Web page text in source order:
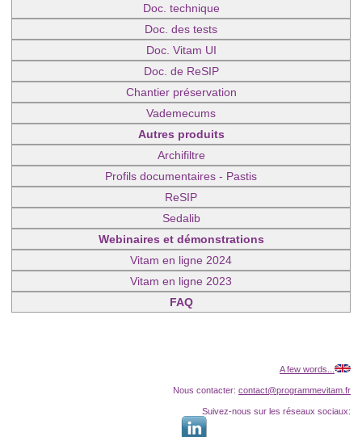
Doc. technique
Doc. des tests
Doc. Vitam UI
Doc. de ReSIP
Chantier préservation
Vademecums
Autres produits
Archifiltre
Profils documentaires - Pastis
ReSIP
Sedalib
Webinaires et démonstrations
Vitam en ligne 2024
Vitam en ligne 2023
FAQ
A few words...
Nous contacter: contact@programmevitam.fr
Suivez-nous sur les réseaux sociaux: